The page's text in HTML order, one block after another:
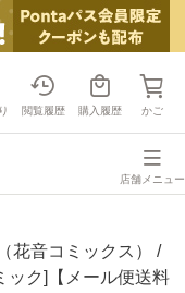
閲覧履歴 購入履歴 かご
店舗メニュー
花音コミックス） /
ック]【メール便送料